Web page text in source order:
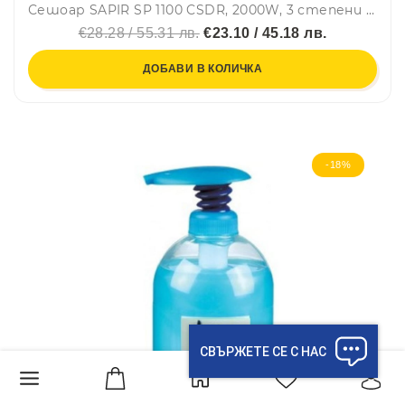
Сешоар SAPIR SP 1100 CSDR, 2000W, 3 степени на температура, Червен/черен
€28.28 / 55.31 лв.€23.10 / 45.18 лв.
ДОБАВИ В КОЛИЧКА
-18%
СВЪРЖЕТЕ СЕ С НАС